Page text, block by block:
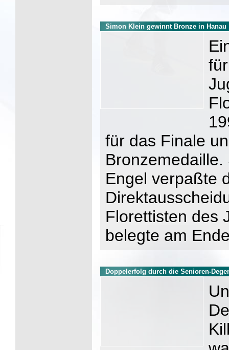
Simon Klein gewinnt Bronze in Hanau
für das Finale
Engel verpaßte
Florettisten des
belegte am
Doppelerfolg durch die Senioren-